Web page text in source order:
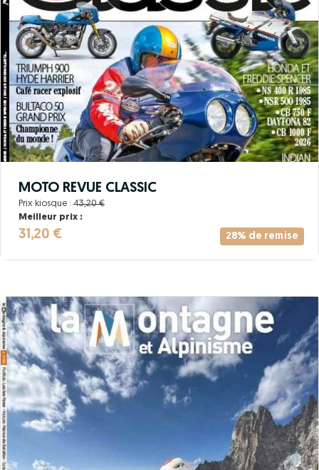
28% de remise
MOTO REVUE CLASSIC
Prix kiosque : 43,20 €
Meilleur prix :
31,20 €